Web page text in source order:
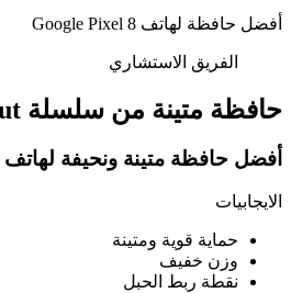
أفضل حافظة لهاتف Google Pixel 8
الفريق الاستشاري
حافظة متينة من سلسلة UAG Scout
أفضل حافظة متينة ونحيفة لهاتف Google Pixel 8
الايجابيات
حماية قوية ومتينة
وزن خفيف
نقطة ربط الحبل